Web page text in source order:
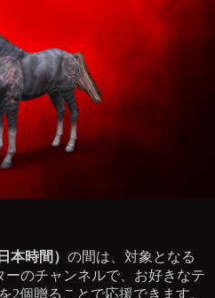
本時間） の間は、対象となる
ーのチャンネルで、お好きなテ
2個贈ることで応援できます。